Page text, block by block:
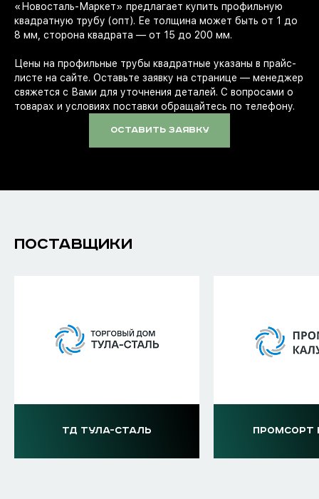
«Новосталь-Маркет» предлагает купить профильную
квадратную трубу (опт). Ее толщина может быть от 1 до
8 мм, сторона квадрата — от 15 до 200 мм.
Цены на профильные трубы квадратные указаны в прайс-
листе на сайте. Оставьте заявку на странице — менеджер
свяжется с Вами для уточнения деталей. С вопросами о
товарах и условиях поставки обращайтесь по телефону.
оставить заявку
ПОСТАВЩИКИ
ТД ТУЛА-СТАЛЬ ПРОМСОРТ